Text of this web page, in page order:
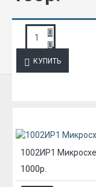
КУПИТЬ
1002ИР1
1000р.